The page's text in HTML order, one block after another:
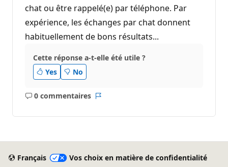
chat ou être rappelé(e) par téléphone. Par
expérience, les échanges par chat donnent
habituellement de bons résultats...
Cette réponse a-t-elle été utile ?
Yes
No
0 commentaires
Aucun
Français Vos choix en matière de confidentialité